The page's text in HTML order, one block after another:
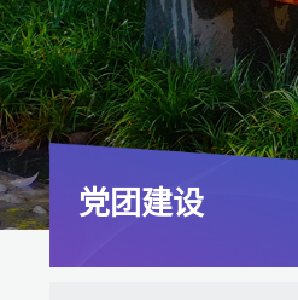
党团建设